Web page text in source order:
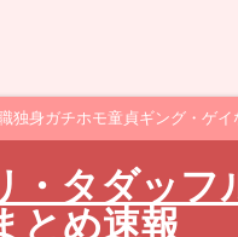
独身ガチホモ童貞ギング・ゲ
・タダッフ
とめ速報